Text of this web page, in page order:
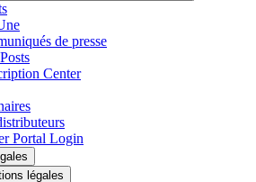
de presse
Center
Portal Login
légales